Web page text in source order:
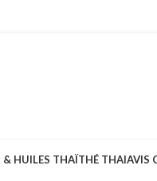
& HUILES THAÏTHÉ THAIAVIS